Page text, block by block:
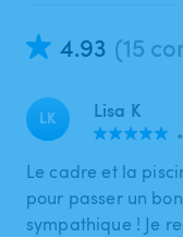
4.93 (15
LK Lisa K
•
Le cadre et la
pour passer un
sympathique ! Je